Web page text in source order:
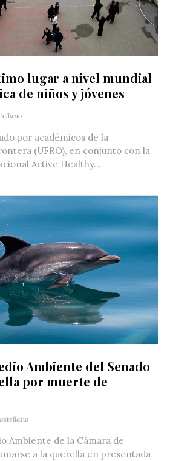
lugar a nivel mundial
de niños y jóvenes
por académicos de la
(UFRO), en conjunto con la
Active Healthy...
Ambiente del Senado
por muerte de
Ambiente de la Cámara de
a la querella en presentada